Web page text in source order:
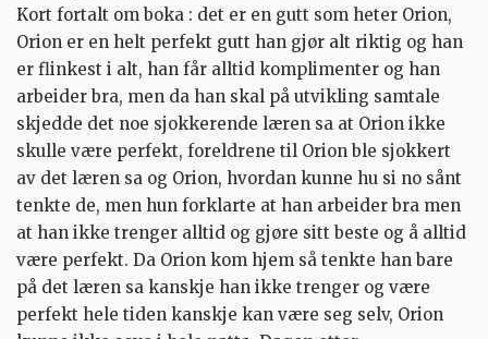
Kort fortalt om boka : det er en gutt som heter Orion,
Orion er en helt perfekt gutt han gjør alt riktig og han
er flinkest i alt, han får alltid komplimenter og han
arbeider bra, men da han skal på utvikling samtale
skjedde det noe sjokkerende læren sa at Orion ikke
skulle være perfekt, foreldrene til Orion ble sjokkert
av det læren sa og Orion, hvordan kunne hu si no sånt
tenkte de, men hun forklarte at han arbeider bra men
at han ikke trenger alltid og gjøre sitt beste og å alltid
være perfekt. Da Orion kom hjem så tenkte han bare
på det læren sa kanskje han ikke trenger og være
perfekt hele tiden kanskje kan være seg selv, Orion